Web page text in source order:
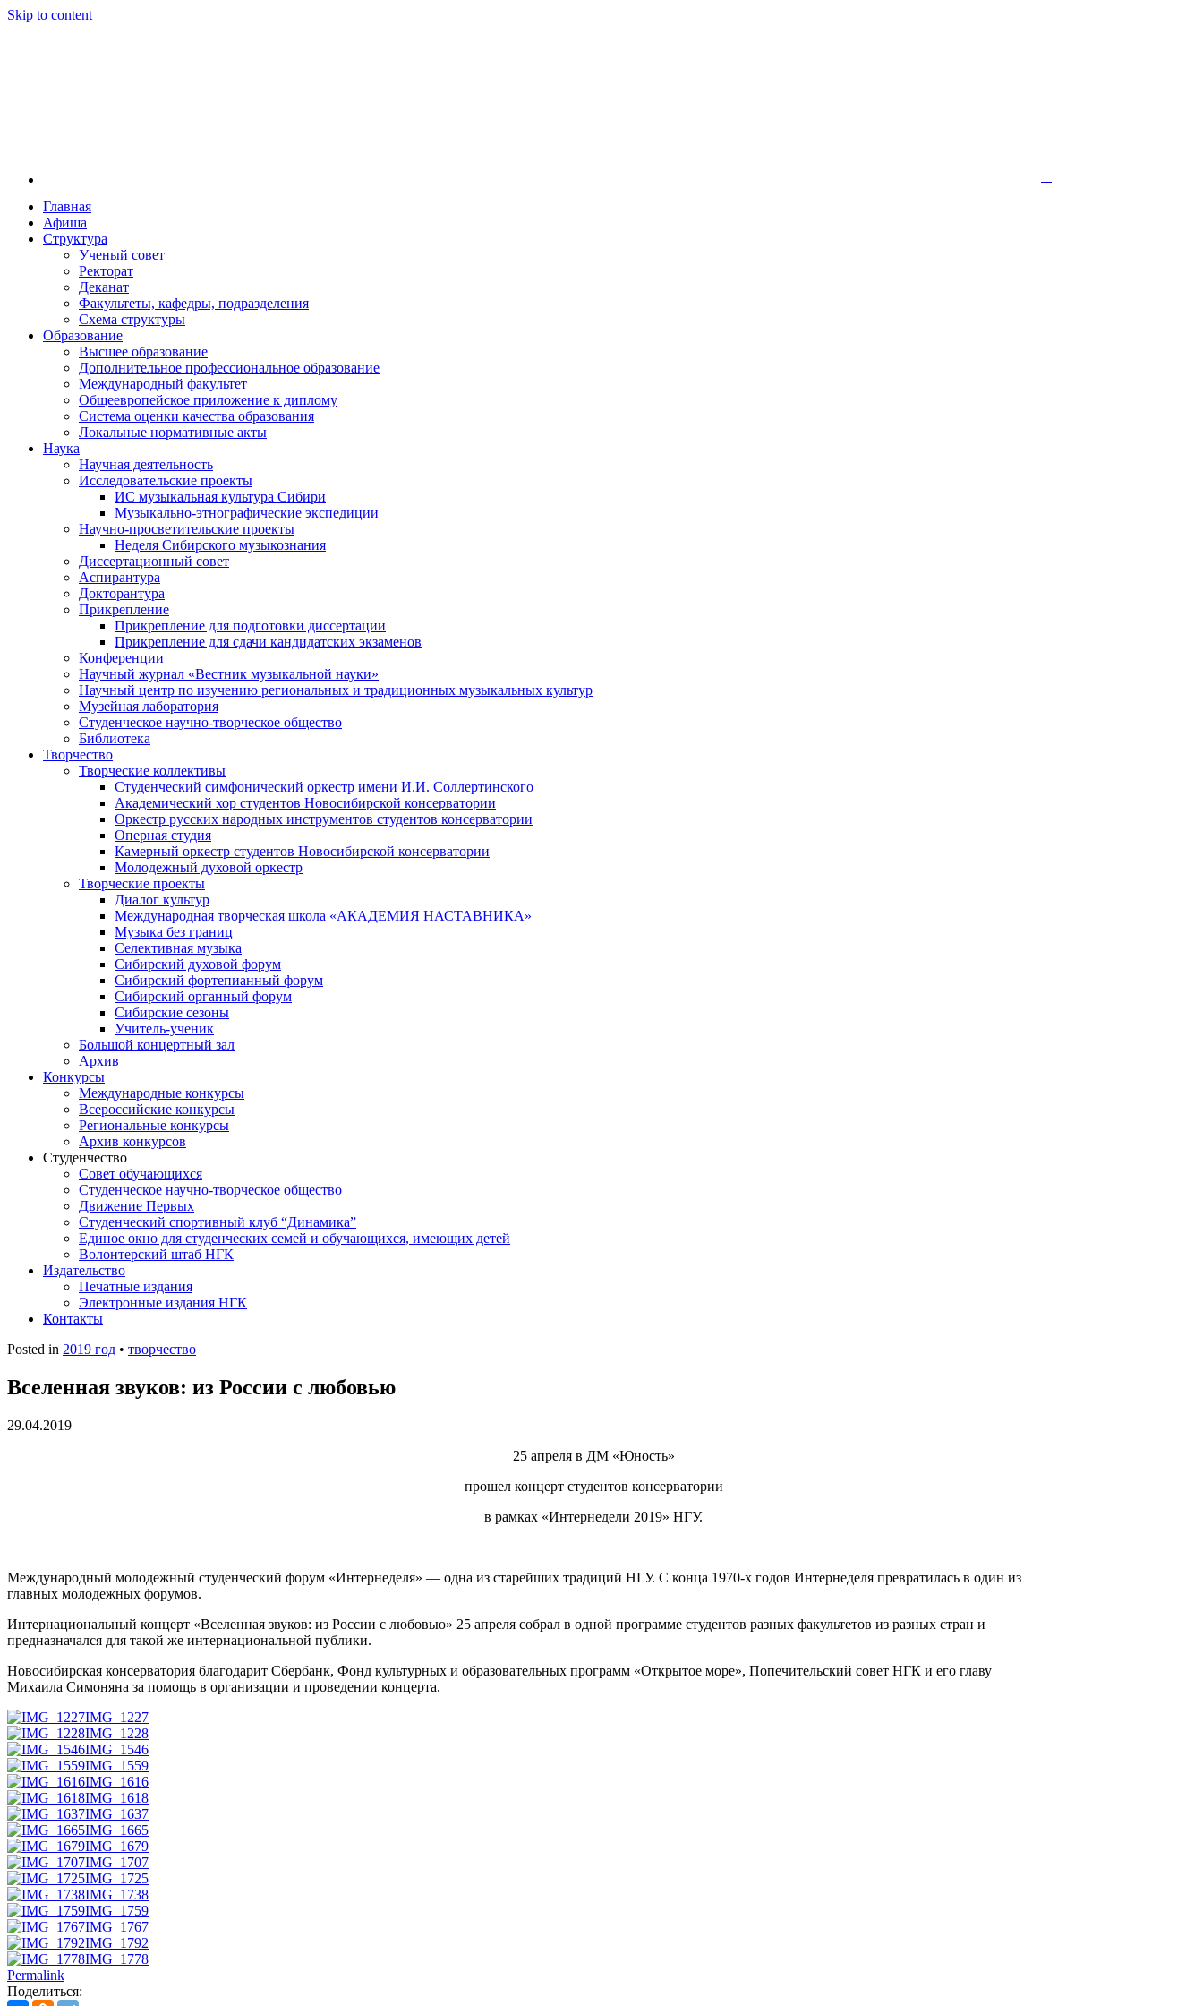
Skip to content
Новосибирская государственная консерватория имени М. И. Глинки
Новосибирская государственная консерватория имени М. И. Глинки — высшее музыкальное учебное заведение в Новосибирске. Основанная в 1956
году распоряжением совмина РСФСР и указом министерства культуры РСФСР, консерватория стала первым музыкальным высшим учебным
заведением в Сибири[2] и до сих пор остаётся единственным за пределами европейской части России[3]. С 1957 года она носит имя Михаила Ивановича
Глинки.
Главная
Афиша
Структура
Ученый совет
Ректорат
Деканат
Факультеты, кафедры, подразделения
Схема структуры
Образование
Высшее образование
Дополнительное профессиональное образование
Международный факультет
Общеевропейское приложение к диплому
Система оценки качества образования
Локальные нормативные акты
Наука
Научная деятельность
Исследовательские проекты
ИС музыкальная культура Сибири
Музыкально-этнографические экспедиции
Научно-просветительские проекты
Неделя Сибирского музыкознания
Диссертационный совет
Аспирантура
Докторантура
Прикрепление
Прикрепление для подготовки диссертации
Прикрепление для сдачи кандидатских экзаменов
Конференции
Научный журнал «Вестник музыкальной науки»
Научный центр по изучению региональных и традиционных музыкальных культур
Музейная лаборатория
Студенческое научно-творческое общество
Библиотека
Творчество
Творческие коллективы
Студенческий симфонический оркестр имени И.И. Соллертинского
Академический хор студентов Новосибирской консерватории
Оркестр русских народных инструментов студентов консерватории
Оперная студия
Камерный оркестр студентов Новосибирской консерватории
Молодежный духовой оркестр
Творческие проекты
Диалог культур
Международная творческая школа «АКАДЕМИЯ НАСТАВНИКА»
Музыка без границ
Селективная музыка
Сибирский духовой форум
Сибирский фортепианный форум
Сибирский органный форум
Сибирские сезоны
Учитель-ученик
Большой концертный зал
Архив
Конкурсы
Международные конкурсы
Всероссийские конкурсы
Региональные конкурсы
Архив конкурсов
Студенчество
Совет обучающихся
Студенческое научно-творческое общество
Движение Первых
Студенческий спортивный клуб “Динамика”
Единое окно для студенческих семей и обучающихся, имеющих детей
Волонтерский штаб НГК
Издательство
Печатные издания
Электронные издания НГК
Контакты
Posted in 2019 год • творчество
Вселенная звуков: из России с любовью
29.04.2019
25 апреля в ДМ «Юность»
прошел концерт студентов консерватории
в рамках «Интернедели 2019» НГУ.
Международный молодежный студенческий форум «Интернеделя» — одна из старейших традиций НГУ. С конца 1970-х годов Интернеделя превратилась в один из
главных молодежных форумов.
Интернациональный концерт «Вселенная звуков: из России с любовью» 25 апреля собрал в одной программе студентов разных факультетов из разных стран и
предназначался для такой же интернациональной публики.
Новосибирская консерватория благодарит Сбербанк, Фонд культурных и образовательных программ «Открытое море», Попечительский совет НГК и его главу
Михаила Симоняна за помощь в организации и проведении концерта.
IMG_1227
IMG_1228
IMG_1546
IMG_1559
IMG_1616
IMG_1618
IMG_1637
IMG_1665
IMG_1679
IMG_1707
IMG_1725
IMG_1738
IMG_1759
IMG_1767
IMG_1792
IMG_1778
Permalink
Поделиться: